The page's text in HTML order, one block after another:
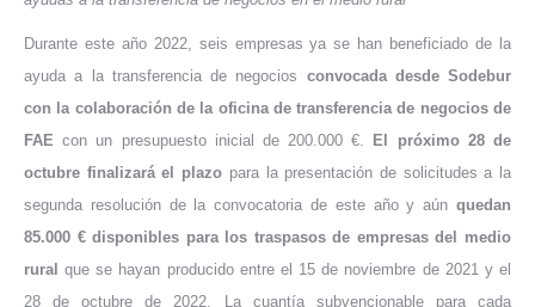
Durante este año 2022, seis empresas ya se han beneficiado de la
ayuda a la transferencia de negocios convocada desde Sodebur
con la colaboración de la oficina de transferencia de negocios de
FAE con un presupuesto inicial de 200.000 €.
El próximo 28 de
octubre finalizará el plazo para la presentación de solicitudes a la
segunda resolución de la convocatoria de este año y aún quedan
85.000 € disponibles para los traspasos de empresas del medio
rural que se hayan producido entre el 15 de noviembre de 2021 y el
28 de octubre de 2022. La cuantía subvencionable para cada